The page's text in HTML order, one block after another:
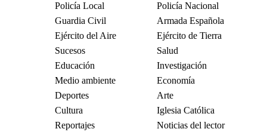
Policía Local
Policía Nacional
Guardia Civil
Armada Española
Ejército del Aire
Ejército de Tierra
Sucesos
Salud
Educación
Investigación
Medio ambiente
Economía
Deportes
Arte
Cultura
Iglesia Católica
Reportajes
Noticias del lector